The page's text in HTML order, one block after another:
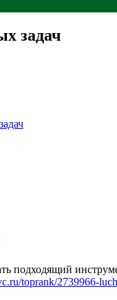
задач
подходящий
toprank/2739966-